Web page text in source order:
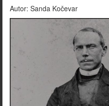
Autor: Sanda Kočevar